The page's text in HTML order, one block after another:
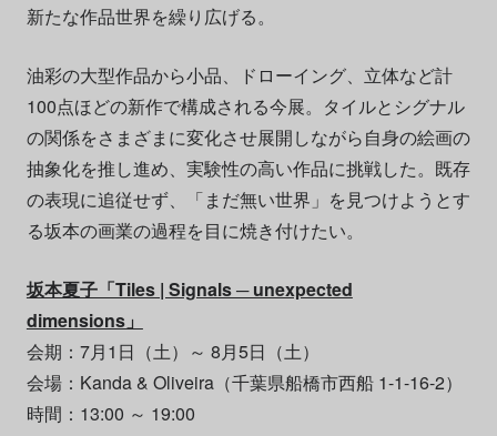
新たな作品世界を繰り広げる。
油彩の大型作品から小品、ドローイング、立体など計
100点ほどの新作で構成される今展。タイルとシグナル
の関係をさまざまに変化させ展開しながら自身の絵画の
抽象化を推し進め、実験性の高い作品に挑戦した。既存
の表現に追従せず、「まだ無い世界」を見つけようとす
る坂本の画業の過程を目に焼き付けたい。
坂本夏子「Tiles | Signals ─ unexpected
dimensions」
会期：7月1日（土）～ 8月5日（土）
会場：Kanda & Oliveira（千葉県船橋市西船 1-1-16-2）
時間：13:00 ～ 19:00